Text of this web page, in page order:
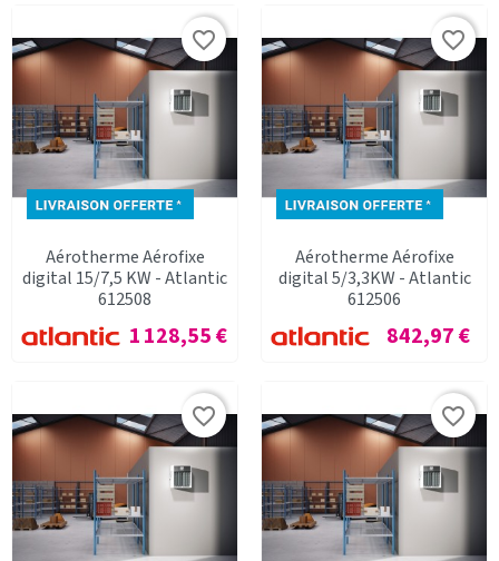
Aérotherme Aérofixe
digital 15/7,5 KW - Atlantic
612508
Prix
1 128,55 €
favorite_border
Aérotherme Aérofixe
digital 5/3,3KW - Atlantic
612506
Prix
842,97 €
favorite_border
favorite_border favorite_border